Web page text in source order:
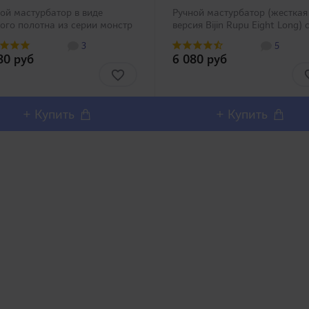
мастурбатор в виде
полотна из серии монстр
2 вида,
своей
по своему желанию (..
3
руб
+ Купить
Ручной мастурбатор (жесткая
версия Bijin Rupu Eight Long) с
структурой, которая состоит
продольных складок (в
мельчайшей ..
5
6 080 руб
+ Купить